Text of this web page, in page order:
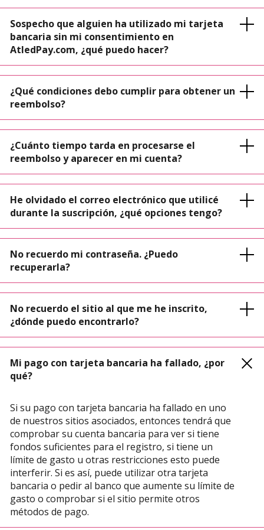
Sospecho que alguien ha utilizado mi tarjeta
bancaria sin mi consentimiento en
AtledPay.com, ¿qué puedo hacer?
¿Qué condiciones debo cumplir para obtener un
reembolso?
¿Cuánto tiempo tarda en procesarse el
reembolso y aparecer en mi cuenta?
He olvidado el correo electrónico que utilicé
durante la suscripción, ¿qué opciones tengo?
No recuerdo mi contraseña. ¿Puedo
recuperarla?
No recuerdo el sitio al que me he inscrito,
¿dónde puedo encontrarlo?
Mi pago con tarjeta bancaria ha fallado, ¿por
qué?
Si su pago con tarjeta bancaria ha fallado en uno
de nuestros sitios asociados, entonces tendrá que
comprobar su cuenta bancaria para ver si tiene
fondos suficientes para el registro, si tiene un
límite de gasto u otras restricciones esto puede
interferir. Si es así, puede utilizar otra tarjeta
bancaria o pedir al banco que aumente su límite de
gasto o comprobar si el sitio permite otros
métodos de pago.